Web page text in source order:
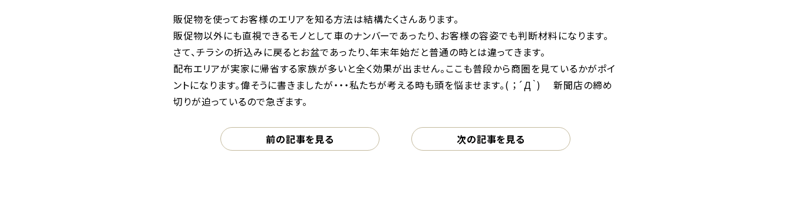
販促物を使ってお客様のエリアを知る方法は結構たくさんあります。
販促物以外にも直視できるモノとして車のナンバーであったり、お客様の容姿でも判断材料になります。
さて、チラシの折込みに戻るとお盆であったり、年末年始だと普通の時とは違ってきます。
配布エリアが実家に帰省する家族が多いと全く効果が出ません。ここも普段から商圏を見ているかがポイ
ントになります。偉そうに書きましたが・・・私たちが考える時も頭を悩ませます。( ；´Д｀) 新聞店の締め
切りが迫っているので急ぎます。
前の記事を見る 次の記事を見る